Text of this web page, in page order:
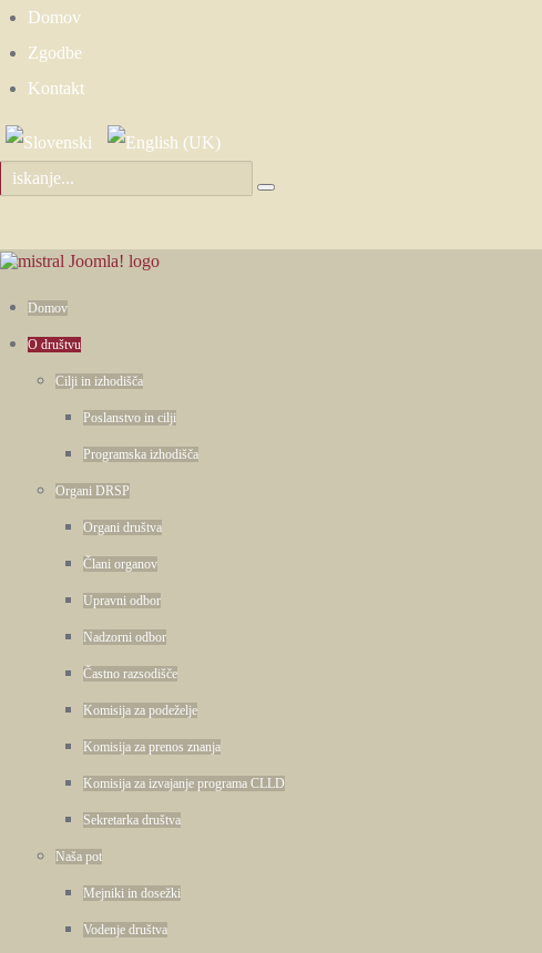
Domov
Zgodbe
Kontakt
Domov
O društvu
Cilji in izhodišča
Poslanstvo in cilji
Programska izhodišča
Organi DRSP
Organi društva
Člani organov
Upravni odbor
Nadzorni odbor
Častno razsodišče
Komisija za podeželje
Komisija za prenos znanja
Komisija za izvajanje programa CLLD
Sekretarka društva
Naša pot
Mejniki in dosežki
Vodenje društva